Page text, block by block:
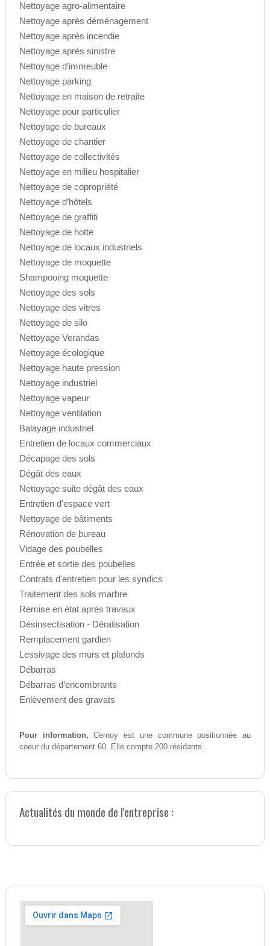
Nettoyage agro-alimentaire
Nettoyage après déménagement
Nettoyage après incendie
Nettoyage après sinistre
Nettoyage d’immeuble
Nettoyage parking
Nettoyage en maison de retraite
Nettoyage pour particulier
Nettoyage de bureaux
Nettoyage de chantier
Nettoyage de collectivités
Nettoyage en milieu hospitalier
Nettoyage de copropriété
Nettoyage d’hôtels
Nettoyage de graffiti
Nettoyage de hotte
Nettoyage de locaux industriels
Nettoyage de moquette
Shampooing moquette
Nettoyage des sols
Nettoyage des vitres
Nettoyage de silo
Nettoyage Verandas
Nettoyage écologique
Nettoyage haute pression
Nettoyage industriel
Nettoyage vapeur
Nettoyage ventilation
Balayage industriel
Entretien de locaux commerciaux
Décapage des sols
Dégât des eaux
Nettoyage suite dégât des eaux
Entretien d'espace vert
Nettoyage de bâtiments
Rénovation de bureau
Vidage des poubelles
Entrée et sortie des poubelles
Contrats d'entretien pour les syndics
Traitement des sols marbre
Remise en état aprés travaux
Désinsectisation - Dératisation
Remplacement gardien
Lessivage des murs et plafonds
Débarras
Débarras d’encombrants
Enlèvement des gravats
Pour information, Cernoy est une commune positionnée au
coeur du département 60. Elle compte 200 résidants.
Actualités du monde de l'entreprise :